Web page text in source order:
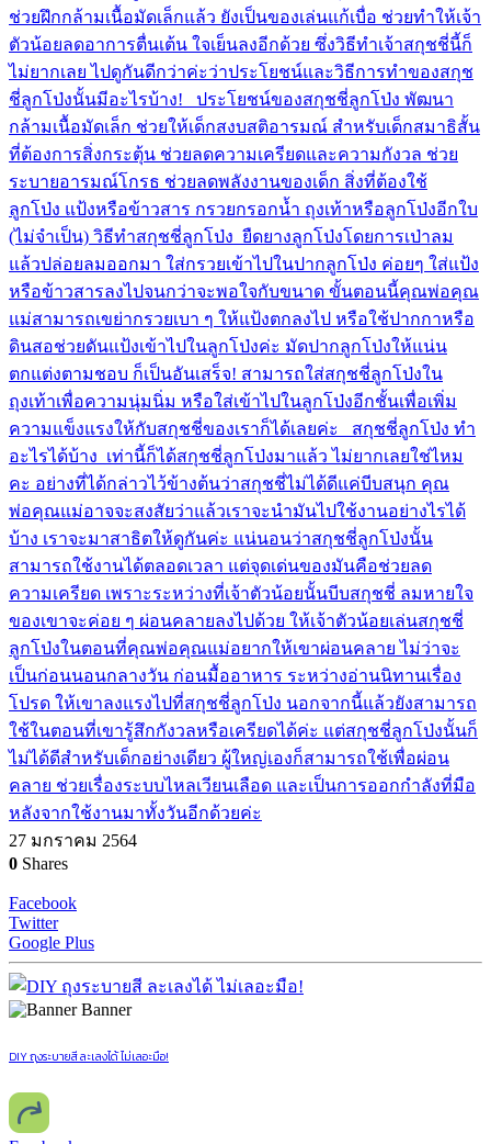
ช่วยฝึกกล้ามเนื้อมัดเล็กแล้ว ยังเป็นของเล่นแก้เบื่อ ช่วยทำให้เจ้า
ตัวน้อยลดอาการตื่นเต้น ใจเย็นลงอีกด้วย ซึ่งวิธีทำเจ้าสกุชชี่นี้ก็
ไม่ยากเลย ไปดูกันดีกว่าค่ะว่าประโยชน์และวิธีการทำของสกุช
ชี่ลูกโป่งนั้นมีอะไรบ้าง! ประโยชน์ของสกุชชี่ลูกโป่ง พัฒนา
กล้ามเนื้อมัดเล็ก ช่วยให้เด็กสงบสติอารมณ์ สำหรับเด็กสมาธิสั้น
ที่ต้องการสิ่งกระตุ้น ช่วยลดความเครียดและความกังวล ช่วย
ระบายอารมณ์โกรธ ช่วยลดพลังงานของเด็ก สิ่งที่ต้องใช้
ลูกโป่ง แป้งหรือข้าวสาร กรวยกรอกน้ำ ถุงเท้าหรือลูกโป่งอีกใบ
(ไม่จำเป็น) วิธีทำสกุชชี่ลูกโป่ง ยืดยางลูกโป่งโดยการเป่าลม
แล้วปล่อยลมออกมา ใส่กรวยเข้าไปในปากลูกโป่ง ค่อยๆ ใส่แป้ง
หรือข้าวสารลงไปจนกว่าจะพอใจกับขนาด ขั้นตอนนี้คุณพ่อคุณ
แม่สามารถเขย่ากรวยเบา ๆ ให้แป้งตกลงไป หรือใช้ปากกาหรือ
ดินสอช่วยดันแป้งเข้าไปในลูกโป่งค่ะ มัดปากลูกโป่งให้แน่น
ตกแต่งตามชอบ ก็เป็นอันเสร็จ! สามารถใส่สกุชชี่ลูกโป่งใน
ถุงเท้าเพื่อความนุ่มนิ่ม หรือใส่เข้าไปในลูกโป่งอีกชั้นเพื่อเพิ่ม
ความแข็งแรงให้กับสกุชชี่ของเราก็ได้เลยค่ะ สกุชชี่ลูกโป่ง ทำ
อะไรได้บ้าง เท่านี้ก็ได้สกุชชี่ลูกโป่งมาแล้ว ไม่ยากเลยใช่ไหม
คะ อย่างที่ได้กล่าวไว้ข้างต้นว่าสกุชชี่ไม่ได้ดีแค่บีบสนุก คุณ
พ่อคุณแม่อาจจะสงสัยว่าแล้วเราจะนำมันไปใช้งานอย่างไรได้
บ้าง เราจะมาสาธิตให้ดูกันค่ะ แน่นอนว่าสกุชชี่ลูกโป่งนั้น
สามารถใช้งานได้ตลอดเวลา แต่จุดเด่นของมันคือช่วยลด
ความเครียด เพราะระหว่างที่เจ้าตัวน้อยนั้นบีบสกุชชี่ ลมหายใจ
ของเขาจะค่อย ๆ ผ่อนคลายลงไปด้วย ให้เจ้าตัวน้อยเล่นสกุชชี่
ลูกโป่งในตอนที่คุณพ่อคุณแม่อยากให้เขาผ่อนคลาย ไม่ว่าจะ
เป็นก่อนนอนกลางวัน ก่อนมื้ออาหาร ระหว่างอ่านนิทานเรื่อง
โปรด ให้เขาลงแรงไปที่สกุชชี่ลูกโป่ง นอกจากนี้แล้วยังสามารถ
ใช้ในตอนที่เขารู้สึกกังวลหรือเครียดได้ค่ะ แต่สกุชชี่ลูกโป่งนั้นก็
ไม่ได้ดีสำหรับเด็กอย่างเดียว ผู้ใหญ่เองก็สามารถใช้เพื่อผ่อน
คลาย ช่วยเรื่องระบบไหลเวียนเลือด และเป็นการออกกำลังที่มือ
หลังจากใช้งานมาทั้งวันอีกด้วยค่ะ
27 มกราคม 2564
0 Shares
Facebook
Twitter
Google Plus
Banner
DIY ถุงระบายสี ละเลงได้ ไม่เลอะมือ!